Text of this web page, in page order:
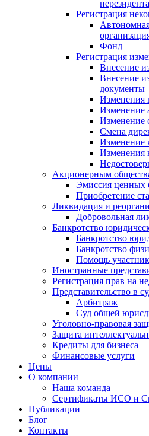
нерезидента
Регистрация
Фонд
Регистрация
Внесение
Внесение
документы
Изменения
Изменение
Изменение
Смена
Изменения
Акционерным
Эмиссия ценных
Приобретение
Ликвидация и
Добровольная
Банкротство
Банкротство
Банкротство
Помощь
Иностранные
Регистрация прав на
Представительство в
Арбитраж
Суд общей
Уголовно-правовая
Защита
Кредиты для бизнеса
Финансовые услуги
Цены
О компании
Наша команда
Сертификаты ИСО и
Публикации
Блог
Контакты